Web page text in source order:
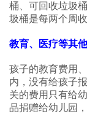
桶、可回收垃圾
圾桶是每两个周
教育、医疗等其
孩子的教育费用
内，没有给孩子
关的费用只有给
品捐赠给幼儿园